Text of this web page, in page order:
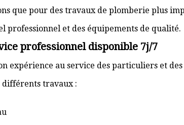
que pour des travaux de plomberie plus
professionnel et des équipements de qualité.
professionnel disponible 7j/7
expérience au service des particuliers et
travaux :